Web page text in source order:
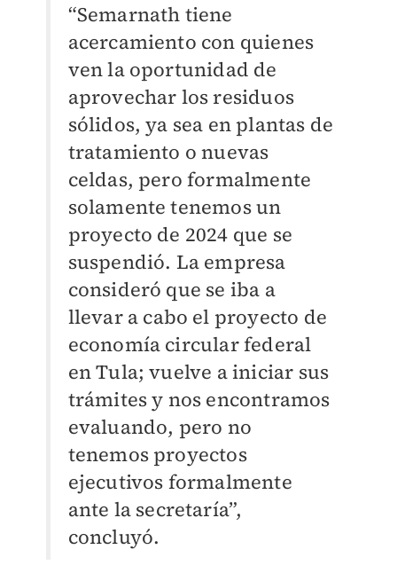
“Semarnath tiene
acercamiento con quienes
ven la oportunidad de
aprovechar los residuos
sólidos, ya sea en plantas de
tratamiento o nuevas
celdas, pero formalmente
solamente tenemos un
proyecto de 2024 que se
suspendió. La empresa
consideró que se iba a
llevar a cabo el proyecto de
economía circular federal
en Tula; vuelve a iniciar sus
trámites y nos encontramos
evaluando, pero no
tenemos proyectos
ejecutivos formalmente
ante la secretaría”,
concluyó.